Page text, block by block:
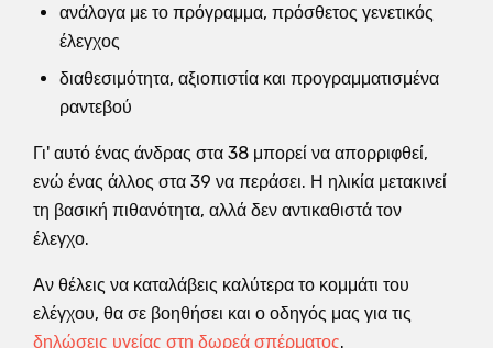
ανάλογα με το πρόγραμμα, πρόσθετος γενετικός
έλεγχος
διαθεσιμότητα, αξιοπιστία και προγραμματισμένα
ραντεβού
Γι' αυτό ένας άνδρας στα 38 μπορεί να απορριφθεί,
ενώ ένας άλλος στα 39 να περάσει. Η ηλικία μετακινεί
τη βασική πιθανότητα, αλλά δεν αντικαθιστά τον
έλεγχο.
Αν θέλεις να καταλάβεις καλύτερα το κομμάτι του
ελέγχου, θα σε βοηθήσει και ο οδηγός μας για τις
δηλώσεις υγείας στη δωρεά σπέρματος.